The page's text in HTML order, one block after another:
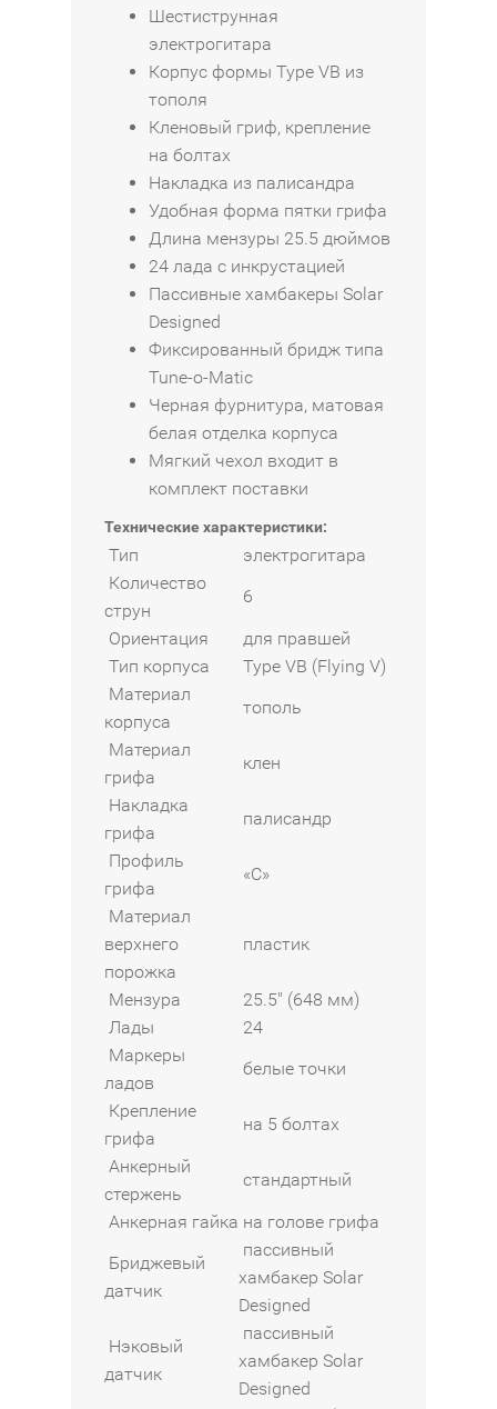
Шестиструнная
электрогитара
Корпус формы Type VB из
тополя
Кленовый гриф, крепление
на болтах
Накладка из палисандра
Удобная форма пятки грифа
Длина мензуры 25.5 дюймов
24 лада с инкрустацией
Пассивные хамбакеры Solar
Designed
Фиксированный бридж типа
Tune-o-Matic
Черная фурнитура, матовая
белая отделка корпуса
Мягкий чехол входит в
комплект поставки
Технические характеристики:
Тип
электрогитара
Количество
струн
6
Ориентация
для правшей
Тип корпуса
Type VB (Flying V)
Материал
корпуса
тополь
Материал
грифа
клен
Накладка
грифа
палисандр
Профиль
грифа
«C»
Материал
верхнего
порожка
пластик
Мензура
25.5" (648 мм)
Лады
24
Маркеры
ладов
белые точки
Крепление
грифа
на 5 болтах
Анкерный
стержень
стандартный
Анкерная гайка на голове грифа
Бриджевый
датчик
пассивный
хамбакер Solar
Designed
Нэковый
датчик
пассивный
хамбакер Solar
Designed